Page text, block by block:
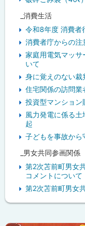
_消費生活
令和8年度 消費者
消費者庁からの注
家庭用電気マッサ
いて
身に覚えのない
住宅関係の訪問業
投資型マンション
風力発電に係る
起
子どもを事故から
_男女共同参画関係
第2次苫前町男女
コメントについて
第2次苫前町男女